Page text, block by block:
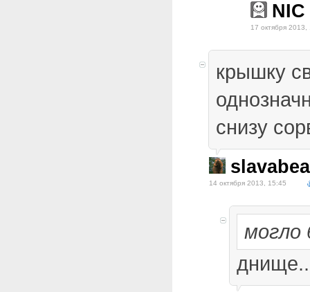
NIC
17 октября 2013,
крышку
снизу
14 октября 2013, 15:45
могло